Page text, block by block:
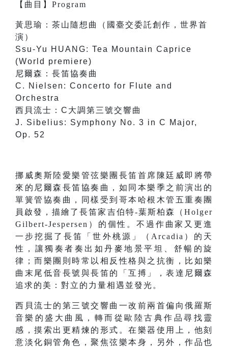
【 曲目 】 Program
黃思瑜：茶山隨想曲（國臺交委託創作，世界首
演）
Ssu-Yu HUANG: Tea Mountain Caprice
(World premiere)
尼爾森：長笛協奏曲
C. Nielsen: Concerto for Flute and
Orchestra
西貝流士：C大調第三號交響曲
J. Sibelius: Symphony No. 3 in C Major,
Op. 52
挪威奧斯陸愛樂管弦樂團長笛首席陳廷威即將帶
來的尼爾森長笛協奏曲，如同本樂季之前演出的
單簧管協奏曲，同樣受到哥本哈根木管五重奏團
員啟發，描繪了長笛家吉伯特-葉斯柏森（Holger
Gilbert-Jespersen）的個性。不過作曲家又更進
一步挖掘了長笛「世外桃源」（Arcadia）的天
性，讓獨奏者奏出如丹麥地景平坦、舒暢的旋
律；而樂團則時常以相反性格與之抗衡，比如樂
曲末尾低音長號與長笛的「互搏」，表達尼爾森
追求的美：對立的力量相遇並發光。
西貝流士的第三號交響曲一改前兩首偏向俄羅斯
音樂的盛大曲風，轉而從歐陸古典作品尋找靈
感，摸索出更精煉的形式。在樂器使用上，他刻
意淡化銅管角色，聚焦弦樂本身，另外，作品也